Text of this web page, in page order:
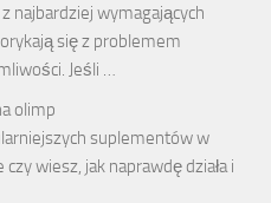
najbardziej wymagających
się z problemem
Jeśli …
olimp
suplementów w
wiesz, jak naprawdę działa i